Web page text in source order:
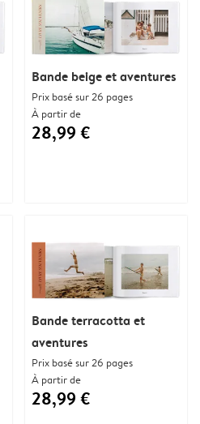
Bande beige et aventures
Prix basé sur 26 pages
À partir de
28,99 €
Bande terracotta et
aventures
Prix basé sur 26 pages
À partir de
28,99 €